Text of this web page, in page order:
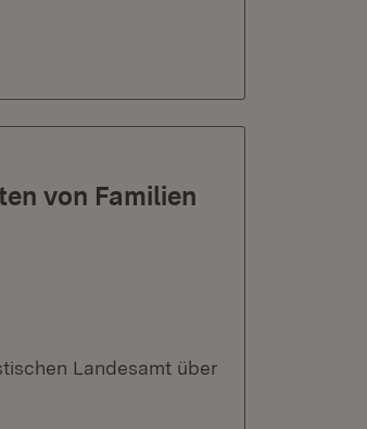
von Familien
Landesamt über